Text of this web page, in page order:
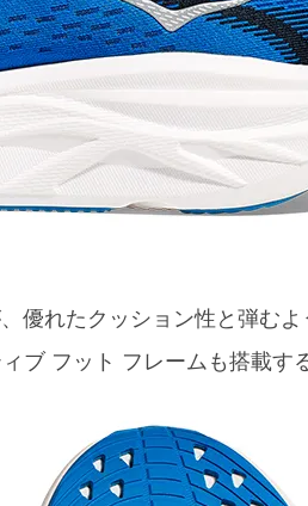
優れたクッション性と弾むよ
ブ フット フレームも搭載する